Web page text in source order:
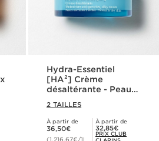
Hydra-Essentiel
[HA²] Crème
désaltérante - Peaux
2 TAILLES
À partir de
Nouveau prix 36,50€
36,50€
(1.216,67€/1L
À partir de
Prix Club Clarins 32,85€
32,85€
PRIX CLUB